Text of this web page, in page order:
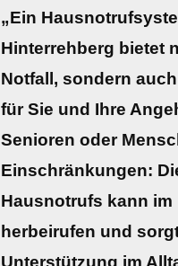
„Ein
Hinterrehberg bietet
Notfall, sondern
für Sie und Ihre
Senioren oder
Einschränkungen:
Hausnotrufs kann
herbeirufen und
Unterstützung im